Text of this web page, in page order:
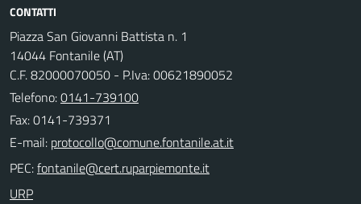
CONTATTI
Piazza San Giovanni Battista n. 1
14044 Fontanile (AT)
C.F. 82000070050 - P.Iva: 00621890052
Telefono:0141-739100
Fax: 0141-739371
E-mail:
PEC:
URP